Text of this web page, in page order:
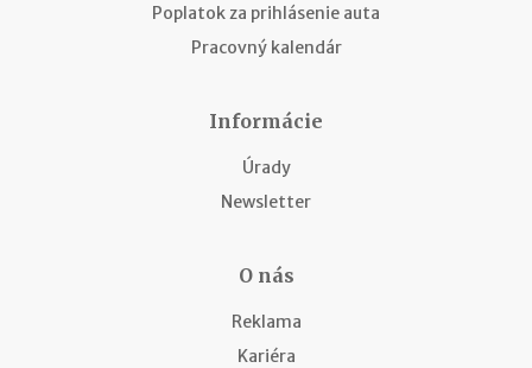
Poplatok za prihlásenie auta
Pracovný kalendár
Informácie
Úrady
Newsletter
O nás
Reklama
Kariéra